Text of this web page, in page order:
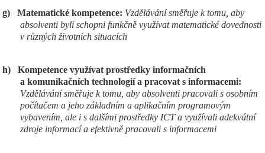
g) Matematické kompetence: Vzdělávání směřuje k tomu, aby
absolventi byli schopni funkčně využívat matematické dovednosti
v různých životních situacích
h)
Kompetence využívat prostředky informačních
a komunikačních technologií a pracovat s informacemi:
Vzdělávání směřuje k tomu, aby absolventi pracovali s osobním
počítačem a jeho základním a aplikačním programovým
vybavením, ale i s dalšími prostředky ICT a využívali adekvátní
zdroje informací a efektivně pracovali s informacemi